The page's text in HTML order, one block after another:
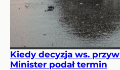
Kiedy decyzja ws.
Minister podał termin